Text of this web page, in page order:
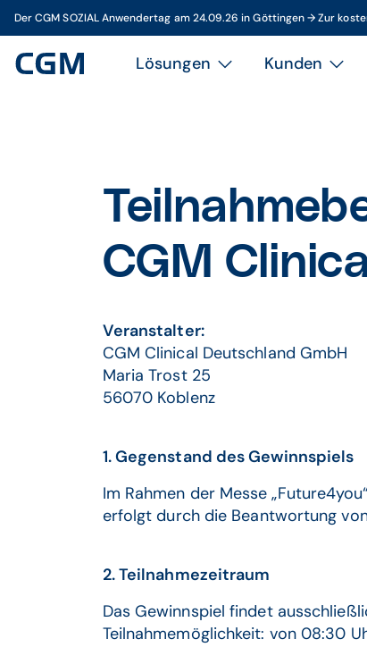
Der CGM SOZIAL Anwendertag am 24.09.26 in Göttingen → Zur
Lösungen Kunden
CGM
Veranstalter:
CGM Clinical Deutschland GmbH
Maria Trost 25
56070 Koblenz
1. Gegenstand des Gewinnspiels
Im Rahmen der Messe
erfolgt durch die Beantwortung
2. Teilnahmezeitraum
Das Gewinnspiel findet
Teilnahmemöglichkeit: von 08:30